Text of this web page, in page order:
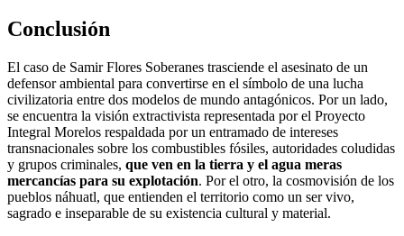
Conclusión
El caso de Samir Flores Soberanes trasciende el asesinato de un
defensor ambiental para convertirse en el símbolo de una lucha
civilizatoria entre dos modelos de mundo antagónicos. Por un lado,
se encuentra la visión extractivista representada por el Proyecto
Integral Morelos respaldada por un entramado de intereses
transnacionales sobre los combustibles fósiles, autoridades coludidas
y grupos criminales, que ven en la tierra y el agua meras
mercancías para su explotación. Por el otro, la cosmovisión de los
pueblos náhuatl, que entienden el territorio como un ser vivo,
sagrado e inseparable de su existencia cultural y material.